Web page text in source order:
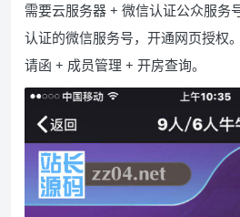
需要云服务器 + 微信认证公众服务
认证的微信服务号，开通网页授权
请函 + 成员管理 + 开房查询。